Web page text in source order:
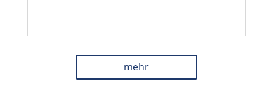
mehr